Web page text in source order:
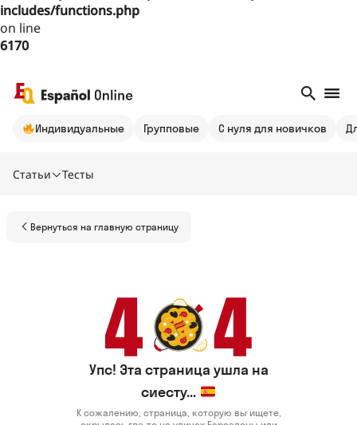
includes/functions.php
on line
6170
Индивидуальные Групповые С нуля для новичков
Статьи Тесты
Вернуться на главную страницу
Упс! Эта страница ушла на
сиесту...
К сожалению, страница, которую вы ищете,